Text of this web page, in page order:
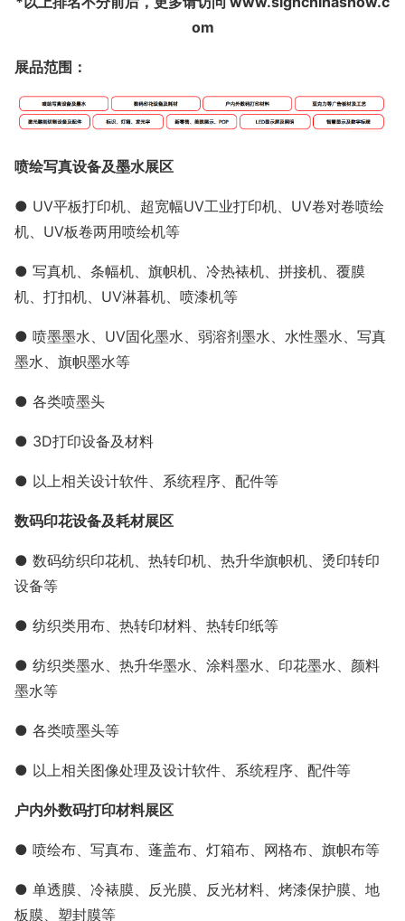
om
展品范围：
喷绘写真设备及墨水展区
● UV平板打印机、超宽幅UV工业打印机、UV卷对卷喷绘
机、UV板卷两用喷绘机等
● 写真机、条幅机、旗帜机、冷热裱机、拼接机、覆膜
机、打扣机、UV淋暮机、喷漆机等
● 喷墨墨水、UV固化墨水、弱溶剂墨水、水性墨水、写真
墨水、旗帜墨水等
● 各类喷墨头
● 3D打印设备及材料
● 以上相关设计软件、系统程序、配件等
数码印花设备及耗材展区
● 数码纺织印花机、热转印机、热升华旗帜机、烫印转印
设备等
● 纺织类用布、热转印材料、热转印纸等
● 纺织类墨水、热升华墨水、涂料墨水、印花墨水、颜料
墨水等
● 各类喷墨头等
● 以上相关图像处理及设计软件、系统程序、配件等
户内外数码打印材料展区
● 喷绘布、写真布、蓬盖布、灯箱布、网格布、旗帜布等
● 单透膜、冷裱膜、反光膜、反光材料、烤漆保护膜、地
板膜、塑封膜等